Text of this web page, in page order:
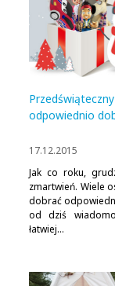
odpowiednio
17.12.2015
Jak co roku,
zmartwień. Wiele
dobrać
od dziś
łatwiej...